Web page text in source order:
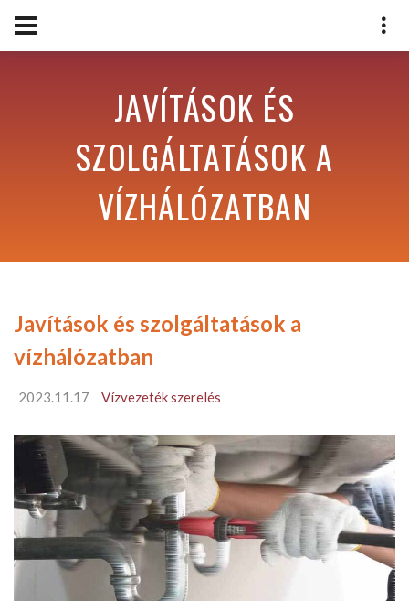
JAVÍTÁSOK ÉS
SZOLGÁLTATÁSOK A
VÍZHÁLÓZATBAN
Javítások és szolgáltatások a
vízhálózatban
2023.11.17 Vízvezeték szerelés